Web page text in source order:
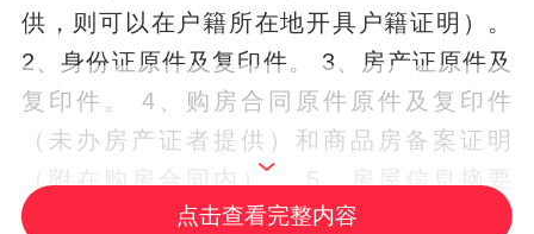
供，则可以在户籍所在地开具户籍证明）。
2、身份证原件及复印件。 3、房产证原件及
复印件。 4、购房合同原件原件及复印件
（未办房产证者提供）和商品房备案证明
（附在购房合同内）。 5、房屋信息摘要
（市房管局开具）。 6、不动产发票原件及
点击查看完整内容